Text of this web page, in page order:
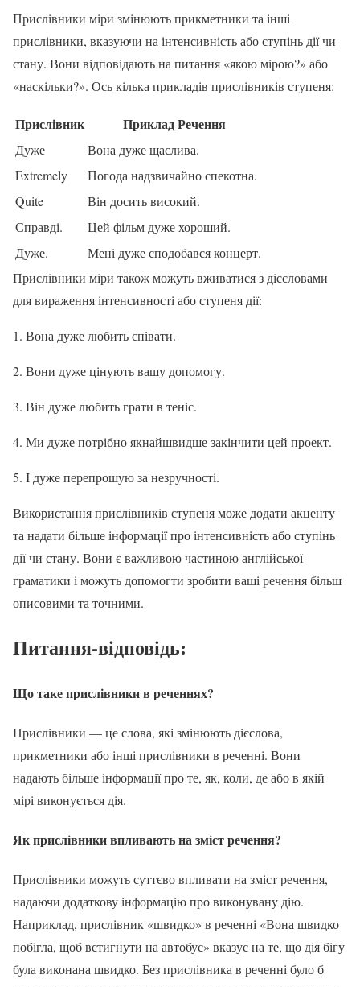
Прислівники міри змінюють прикметники та інші
прислівники, вказуючи на інтенсивність або ступінь дії чи
стану. Вони відповідають на питання «якою мірою?» або
«наскільки?». Ось кілька прикладів прислівників ступеня:
Прислівник Приклад Речення
Дуже
Вона дуже щаслива.
Extremely
Погода надзвичайно спекотна.
Quite
Він досить високий.
Справді.
Цей фільм дуже хороший.
Дуже.
Мені дуже сподобався концерт.
Прислівники міри також можуть вживатися з дієсловами
для вираження інтенсивності або ступеня дії:
1. Вонадужелюбить співати.
2. Вони дужецінують вашу допомогу.
3. Він дужелюбить грати в теніс.
4. Ми дужепотрібно якнайшвидше закінчити цей проект.
5. Iдужеперепрошую за незручності.
Використання прислівників ступеня може додати акценту
та надати більше інформації про інтенсивність або ступінь
дії чи стану. Вони є важливою частиною англійської
граматики і можуть допомогти зробити ваші речення більш
описовими та точними.
Питання-відповідь:
Що таке прислівники в реченнях?
Прислівники — це слова, які змінюють дієслова,
прикметники або інші прислівники в реченні. Вони
надають більше інформації про те, як, коли, де або в якій
мірі виконується дія.
Як прислівники впливають на зміст речення?
Прислівники можуть суттєво впливати на зміст речення,
надаючи додаткову інформацію про виконувану дію.
Наприклад, прислівник «швидко» в реченні «Вона швидко
побігла, щоб встигнути на автобус» вказує на те, що дія бігу
була виконана швидко. Без прислівника в реченні було б